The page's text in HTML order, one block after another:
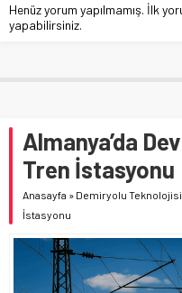
Henüz yorum yapılmamış. İlk
yapabilirsiniz.
Almanya’da
Tren İstasyonu
Anasayfa » Demiryolu Teknolojisi
İstasyonu